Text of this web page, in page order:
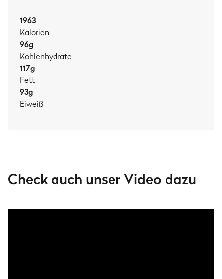
1963
Kalorien
96g
Kohlenhydrate
117g
Fett
93g
Eiweiß
Check auch unser Video dazu